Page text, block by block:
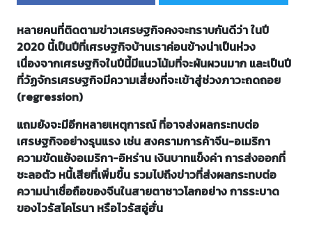
หลายคนที่ติดตามข่าวเศรษฐกิจคงจะทราบกันดีว่า ในปี
2020 นี้เป็นปีที่เศรษฐกิจบ้านเราค่อนข้างน่าเป็นห่วง
เนื่องจากเศรษฐกิจในปีนี้มีแนวโน้มที่จะผันผวนมาก และเป็นปี
ที่วัฏจักรเศรษฐกิจมีความเสี่ยงที่จะเข้าสู่ช่วงภาวะถดถอย
(regression)
แถมยังจะมีอีกหลายเหตุการณ์ ที่อาจส่งผลกระทบต่อ
เศรษฐกิจอย่างรุนแรง เช่น สงครามการค้าจีน-อเมริกา
ความขัดแย้งอเมริกา-อิหร่าน เงินบาทแข็งค่า การส่งออกที่
ชะลอตัว หนี้เสียที่เพิ่มขึ้น รวมไปถึงข่าวที่ส่งผลกระทบต่อ
ความน่าเชื่อถือของจีนในสายตาชาวโลกอย่าง การระบาด
ของไวรัสโคโรนา หรือไวรัสอู่ฮั่น